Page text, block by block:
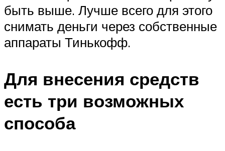
быть выше. Лучше всего для этого
снимать деньги через собственные
аппараты Тинькофф.
Для внесения средств
есть три возможных
способа